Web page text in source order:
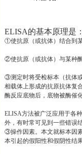
ELISA的基本原理是
①使抗原（或抗体）结合到
②使抗原（或抗体）与某种
③测定时将受检标本（抗体
相载体上形成的抗原抗体复
酶反应底物后，底物被酶催
ELISA方法被广泛应用于各
外，有时常可见到一些错误
③操作因素。本文就标本因
本引起的假阳性和假阴性结